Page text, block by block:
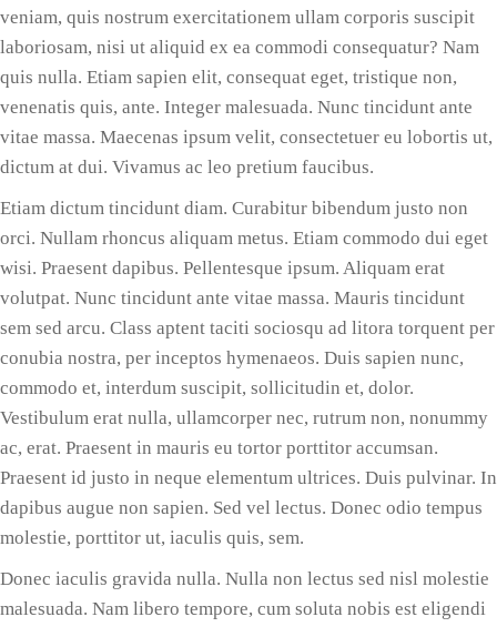
veniam, quis nostrum exercitationem ullam corporis suscipit
laboriosam, nisi ut aliquid ex ea commodi consequatur? Nam
quis nulla. Etiam sapien elit, consequat eget, tristique non,
venenatis quis, ante. Integer malesuada. Nunc tincidunt ante
vitae massa. Maecenas ipsum velit, consectetuer eu lobortis ut,
dictum at dui. Vivamus ac leo pretium faucibus.
Etiam dictum tincidunt diam. Curabitur bibendum justo non
orci. Nullam rhoncus aliquam metus. Etiam commodo dui eget
wisi. Praesent dapibus. Pellentesque ipsum. Aliquam erat
volutpat. Nunc tincidunt ante vitae massa. Mauris tincidunt
sem sed arcu. Class aptent taciti sociosqu ad litora torquent per
conubia nostra, per inceptos hymenaeos. Duis sapien nunc,
commodo et, interdum suscipit, sollicitudin et, dolor.
Vestibulum erat nulla, ullamcorper nec, rutrum non, nonummy
ac, erat. Praesent in mauris eu tortor porttitor accumsan.
Praesent id justo in neque elementum ultrices. Duis pulvinar. In
dapibus augue non sapien. Sed vel lectus. Donec odio tempus
molestie, porttitor ut, iaculis quis, sem.
Donec iaculis gravida nulla. Nulla non lectus sed nisl molestie
malesuada. Nam libero tempore, cum soluta nobis est eligendi